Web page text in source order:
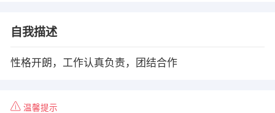
自我描述
性格开朗，工作认真负责，团结合作
温馨提示